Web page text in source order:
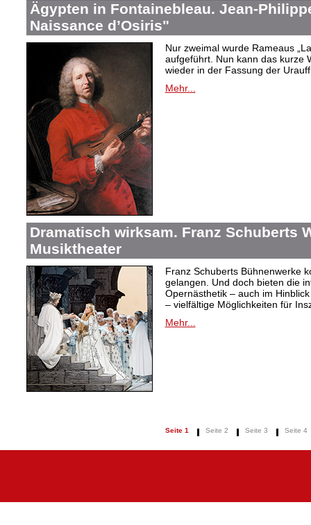
Ägypten in Fontainebleau. Jean-
Naissance d’Osiris"
Nur zweimal wurde Rameaus
aufgeführt. Nun kann das kurze
wieder in der Fassung der
Mehr...
Dramatisch wirksam. Franz Schuberts
Musiktheater
Franz Schuberts Bühnenwerke
gelangen. Und doch bieten die
Opernästhetik – auch im
– vielfältige Möglichkeiten für
Mehr...
Seite 1 Seite 2 Seite 3 Seite 4